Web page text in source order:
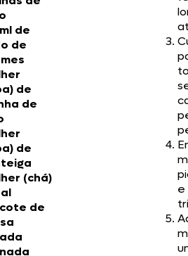
de
de
de
de
de
(chá)
de
e